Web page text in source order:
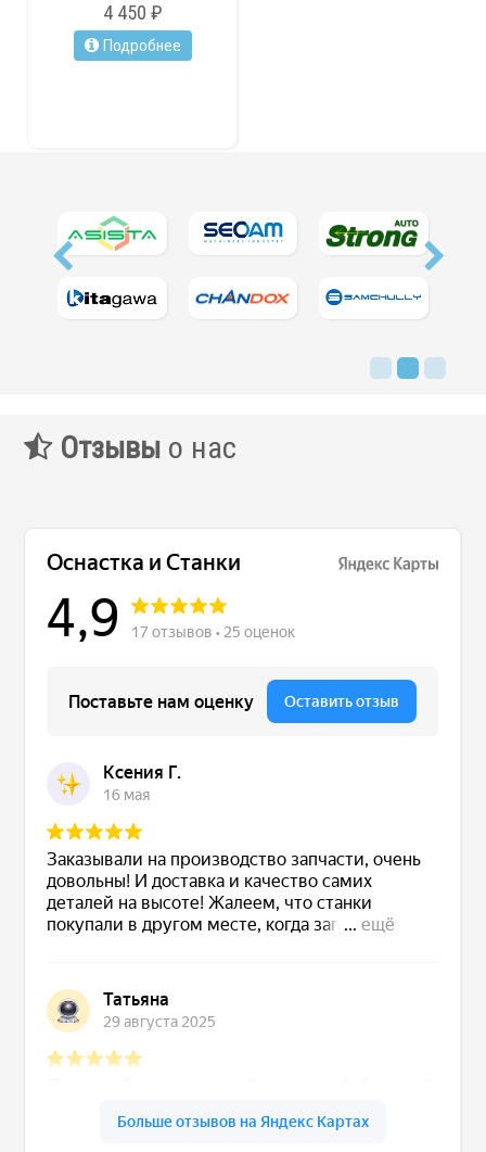
4 450 ₽
Подробнее
Отзывы о нас